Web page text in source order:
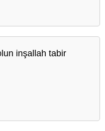
inşallah tabir